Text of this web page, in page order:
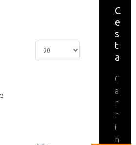
C
e
s
t
a
C
a
r
r
i
n